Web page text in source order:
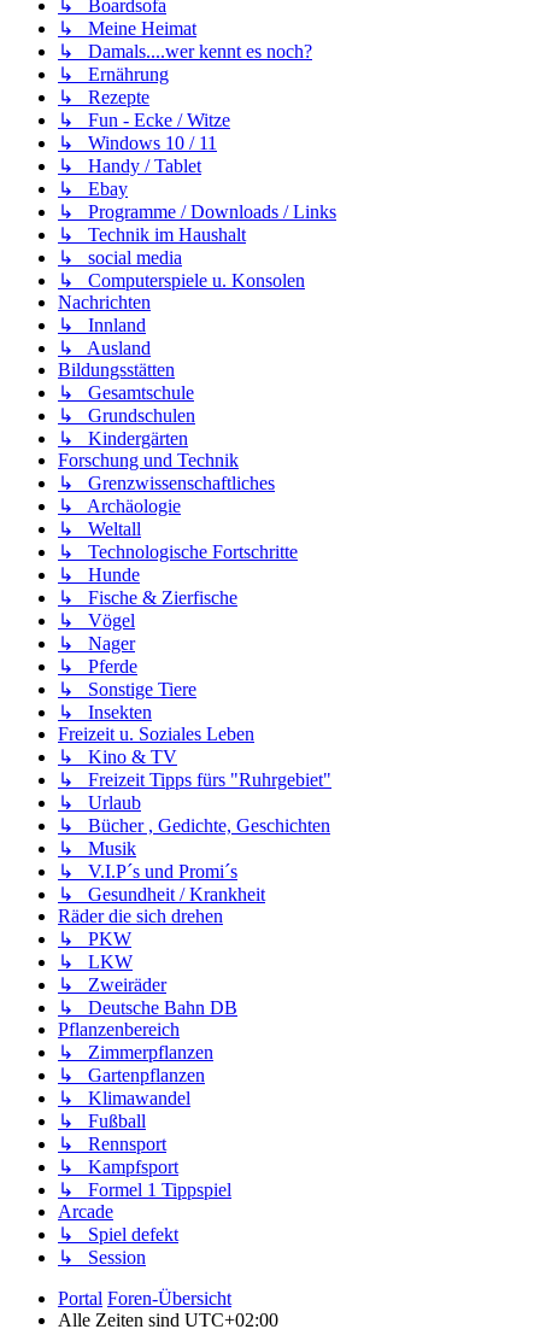
↳ Boardsofa
↳ Meine Heimat
↳ Damals....wer kennt es noch?
↳ Ernährung
↳ Rezepte
↳ Fun - Ecke / Witze
↳ Windows 10 / 11
↳ Handy / Tablet
↳ Ebay
↳ Programme / Downloads / Links
↳ Technik im Haushalt
↳ social media
↳ Computerspiele u. Konsolen
Nachrichten
↳ Innland
↳ Ausland
Bildungsstätten
↳ Gesamtschule
↳ Grundschulen
↳ Kindergärten
Forschung und Technik
↳ Grenzwissenschaftliches
↳ Archäologie
↳ Weltall
↳ Technologische Fortschritte
↳ Hunde
↳ Fische & Zierfische
↳ Vögel
↳ Nager
↳ Pferde
↳ Sonstige Tiere
↳ Insekten
Freizeit u. Soziales Leben
↳ Kino & TV
↳ Freizeit Tipps fürs "Ruhrgebiet"
↳ Urlaub
↳ Bücher , Gedichte, Geschichten
↳ Musik
↳ V.I.P´s und Promi´s
↳ Gesundheit / Krankheit
Räder die sich drehen
↳ PKW
↳ LKW
↳ Zweiräder
↳ Deutsche Bahn DB
Pflanzenbereich
↳ Zimmerpflanzen
↳ Gartenpflanzen
↳ Klimawandel
↳ Fußball
↳ Rennsport
↳ Kampfsport
↳ Formel 1 Tippspiel
Arcade
↳ Spiel defekt
↳ Session
Portal Foren-Übersicht
Alle Zeiten sind UTC+02:00